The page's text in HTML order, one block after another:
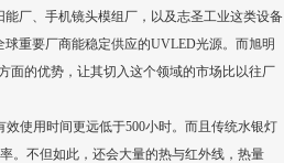
厂、手机镜头模组厂，以及志圣工业这类设备
球重要厂商能稳定供应的UVLED光源。而旭明
面的优势，让其切入这个领域的市场比以往厂
使用时间更远低于500小时。而且传统水银灯
。不但如此，还会大量的热与红外线，热量